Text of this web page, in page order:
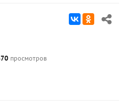
просмотров